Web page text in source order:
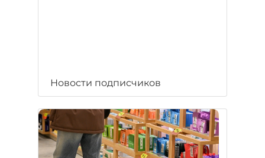
Новости подписчиков